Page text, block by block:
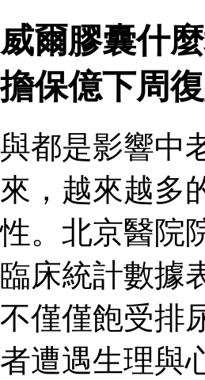
威爾膠囊什
擔保億下周
與都是影響中
來，越來越多
性。北京醫院
臨床統計數據
不僅僅飽受排
者遭遇生理與